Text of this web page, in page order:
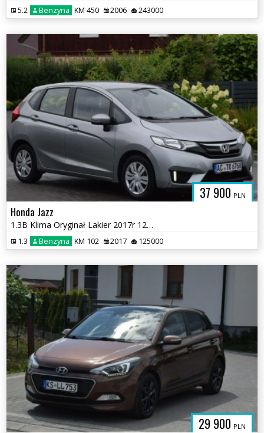
5.2 Benzyna KM 450 2006 243000
37 900 PLN
Honda Jazz
1.3B Klima Oryginał Lakier 2017r 125 TYS KM Grzane Fotele
1.3 Benzyna KM 102 2017 125000
29 900 PLN